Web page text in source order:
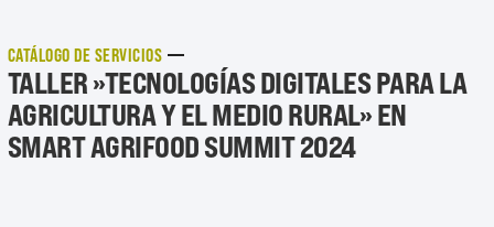
CATÁLOGO DE SERVICIOS
TALLER »TECNOLOGÍAS DIGITALES PARA LA
AGRICULTURA Y EL MEDIO RURAL» EN
SMART AGRIFOOD SUMMIT 2024